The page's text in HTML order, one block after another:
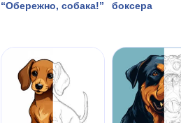
“Обережно, собака!”
боксера